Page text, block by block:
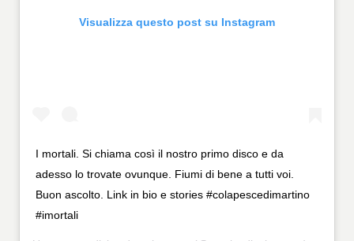
Visualizza questo post su Instagram
I mortali. Si chiama così il nostro primo disco e da
adesso lo trovate ovunque. Fiumi di bene a tutti voi.
Buon ascolto. Link in bio e stories #colapescedimartino
#imortali